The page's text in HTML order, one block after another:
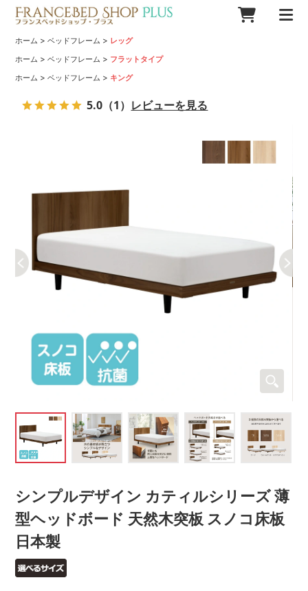
ホーム >ベッドフレーム > レッグ
ホーム >ベッドフレーム > フラットタイプ
ホーム >ベッドフレーム > キング
シンプルデザイン カティルシリーズ 薄
型ヘッドボード 天然木突板 スノコ床板
日本製
5.0 （1） レビューを見る